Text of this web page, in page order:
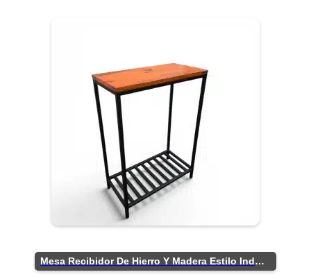
Mesa Recibidor De Hierro Y Madera Estilo Industrial